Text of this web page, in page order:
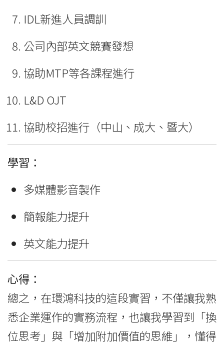
IDL新進人員調訓
公司內部英文競賽發想
協助MTP等各課程進行
L&D OJT
協助校招進行（中山、成大、暨大）
學習：
多媒體影音製作
簡報能力提升
英文能力提升
心得：
總之，在環鴻科技的這段實習，不僅讓我熟
悉企業運作的實務流程，也讓我學習到「換
位思考」與「增加附加價值的思維」，懂得